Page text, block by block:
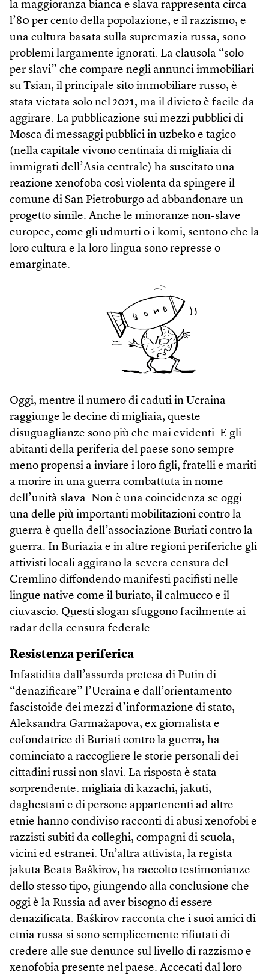
la maggioranza bianca e slava rappresenta circa
l’80 per cento della popolazione, e il razzismo, e
una cultura basata sulla supremazia russa, sono
problemi largamente ignorati. La clausola “solo
per slavi” che compare negli annunci immobiliari
su Tsian, il principale sito immobiliare russo, è
stata vietata solo nel 2021, ma il divieto è facile da
aggirare. La pubblicazione sui mezzi pubblici di
Mosca di messaggi pubblici in uzbeko e tagico
(nella capitale vivono centinaia di migliaia di
immigrati dell’Asia centrale) ha suscitato una
reazione xenofoba così violenta da spingere il
comune di San Pietroburgo ad abbandonare un
progetto simile. Anche le minoranze non-slave
europee, come gli ud­murti o i komi, sentono che la
loro cultura e la loro lingua sono represse o
emarginate.
Oggi, mentre il numero di caduti in Ucraina
raggiunge le decine di migliaia, queste
disuguaglianze sono più che mai evidenti. E gli
abitanti della periferia del paese sono sempre
meno propensi a inviare i loro figli, fratelli e mariti
a morire in una guerra combattuta in nome
dell’unità slava. Non è una coincidenza se oggi
una delle più importanti mobilitazioni contro la
guerra è quella dell’associazione Buriati contro la
guerra. In Buriazia e in altre regioni periferiche gli
attivisti locali aggirano la severa censura del
Cremlino diffondendo manifesti pacifisti nelle
lingue native come il buriato, il calmucco e il
ciuvascio. Questi slogan sfuggono facilmente ai
radar della censura federale.
Resistenza periferica
Infastidita dall’assurda pretesa di Putin di
“denazificare” l’Ucraina e dall’orientamento
fascistoide dei mezzi d’informazione di stato,
Aleksandra Garmažapova, ex giornalista e
cofondatrice di Buriati contro la guerra, ha
cominciato a raccogliere le storie personali dei
cittadini russi non slavi. La risposta è stata
sorprendente: migliaia di kazachi, jakuti,
daghestani e di persone appartenenti ad altre
etnie hanno condiviso racconti di abusi xenofobi e
razzisti subiti da colleghi, compagni di scuola,
vicini ed estranei. Un’altra attivista, la regista
jakuta Beata Baškirov, ha raccolto testimonianze
dello stesso tipo, giungendo alla conclusione che
oggi è la Russia ad aver bisogno di essere
denazificata. Baškirov racconta che i suoi amici di
etnia russa si sono semplicemente rifiutati di
credere alle sue denunce sul livello di razzismo e
xenofobia presente nel paese. Accecati dal loro